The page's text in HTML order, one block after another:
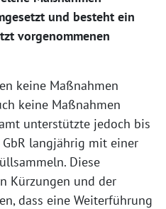
und besteht ein
vorgenommenen
keine Maßnahmen
keine Maßnahmen
unterstützte jedoch bis
langjährig mit einer
Diese
Kürzungen und der
dass eine Weiterführung